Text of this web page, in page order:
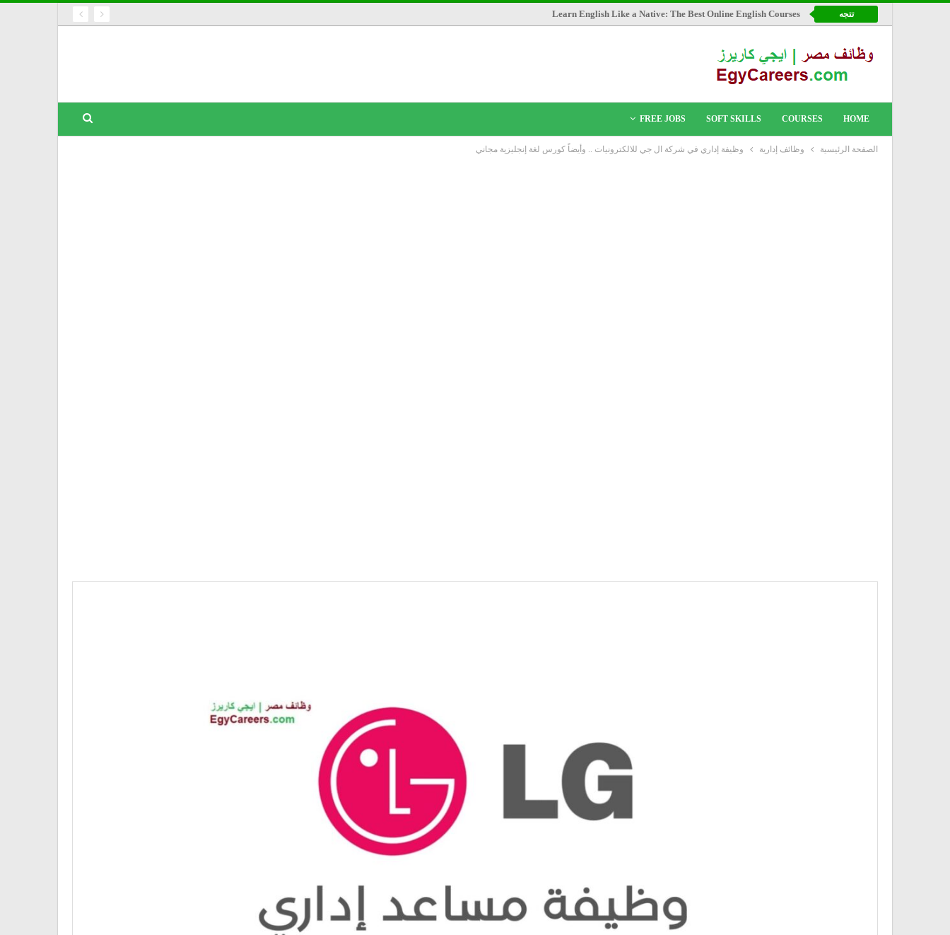
تتجه Learn English Like a Native: The Best Online English Courses
HOME
COURSES
SOFT SKILLS
FREE JOBS
الصفحة الرئيسية وظائف إدارية وظيفة إداري في شركة ال جي للالكترونيات .. وأيضاً كورس لغة إنجليزية مجاني